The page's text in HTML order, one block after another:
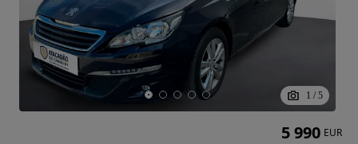
1 / 5
5 990 EUR